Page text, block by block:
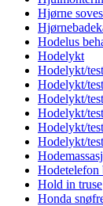
Hjørne
Hodelus
Hodelykt
Hodelykt/test
Hodelykt/
Hodelykt/
Hodelykt/
Hodelykt/
Hodelykt/
Hodetelefon
Hold in truse
Honda